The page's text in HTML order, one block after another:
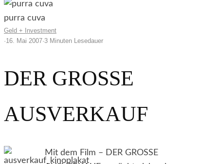
purra cuva
Geld + Investment
·16. Mai 2007·3 Minuten Lesedauer
DER GROSSE
AUSVERKAUF
Mit dem Film – DER GROSSE